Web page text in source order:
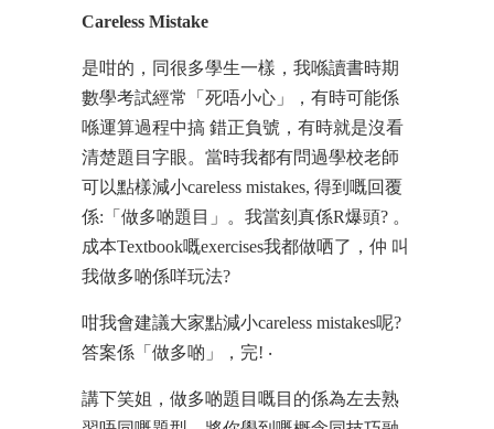
Careless Mistake
是咁的，同很多學生一樣，我喺讀書時期
數學考試經常「死唔小心」，有時可能係
喺運算過程中搞 錯正負號，有時就是沒看
清楚題目字眼。當時我都有問過學校老師
可以點樣減小careless mistakes, 得到嘅回覆
係:「做多啲題目」。我當刻真係R爆頭? 。
成本Textbook嘅exercises我都做哂了，仲 叫
我做多啲係咩玩法?
咁我會建議大家點減小careless mistakes呢?
答案係「做多啲」，完! ‧
講下笑姐，做多啲題目嘅目的係為左去熟